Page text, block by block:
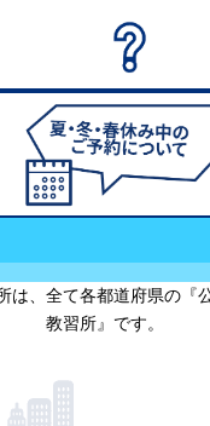
は、全て各都道府県の『
教習所』です。